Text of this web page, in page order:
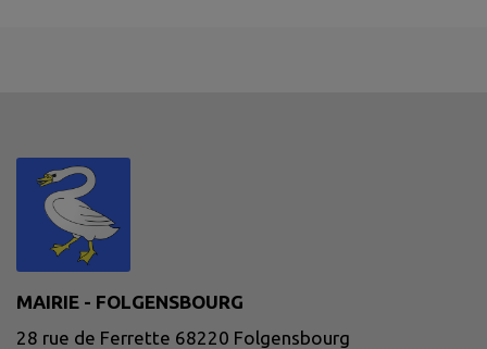
MAIRIE - FOLGENSBOURG
28 rue de Ferrette 68220 Folgensbourg